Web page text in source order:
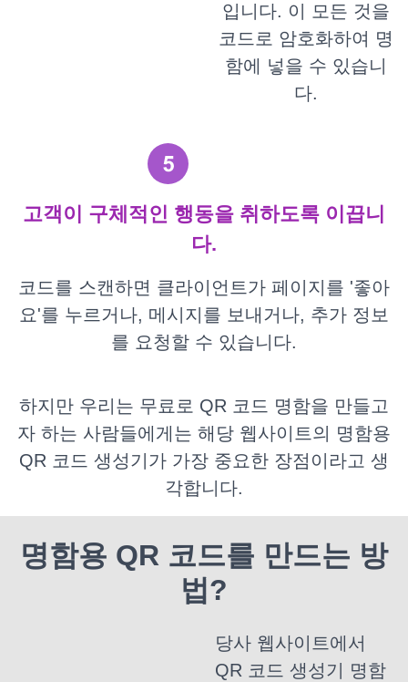
입니다. 이 모든 것을
코드로 암호화하여 명
함에 넣을 수 있습니
다.
고객이 구체적인 행동을 취하도록 이끕니
다.
코드를 스캔하면 클라이언트가 페이지를 '좋아
요'를 누르거나, 메시지를 보내거나, 추가 정보
를 요청할 수 있습니다.
하지만 우리는 무료로 QR 코드 명함을 만들고
자 하는 사람들에게는 해당 웹사이트의 명함용
QR 코드 생성기가 가장 중요한 장점이라고 생
각합니다.
명함용 QR 코드를 만드는 방
법?
당사 웹사이트에서
QR 코드 생성기 명함